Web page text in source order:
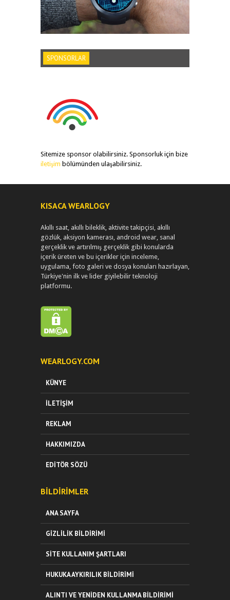
SPONSORLAR
Sitemize sponsor olabilirsiniz. Sponsorluk için bize
iletişim bölümünden ulaşabilirsiniz.
KISACA WEARLOGY
Akıllı saat, akıllı bileklik, aktivite takipçisi, akıllı
gözlük, aksiyon kamerası, android wear, sanal
gerçeklik ve artırılmış gerçeklik gibi konularda
içerik üreten ve bu içerikler için inceleme,
uygulama, foto galeri ve dosya konuları hazırlayan,
Türkiye'nin ilk ve lider giyilebilir teknoloji
platformu.
WEARLOGY.COM
KÜNYE
İLETIŞIM
REKLAM
HAKKIMIZDA
EDITÖR SÖZÜ
BILDIRIMLER
ANA SAYFA
GIZLILIK BILDIRIMI
SITE KULLANIM ŞARTLARI
HUKUKA AYKIRILIK BILDIRIMI
ALINTI VE YENIDEN KULLANMA BILDIRIMI